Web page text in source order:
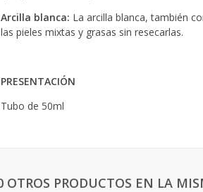
Arcilla blanca: La arcilla blanca, también
las pieles mixtas y grasas sin resecarlas.
PRESENTACIÓN
Tubo de 50ml
OTROS PRODUCTOS EN LA